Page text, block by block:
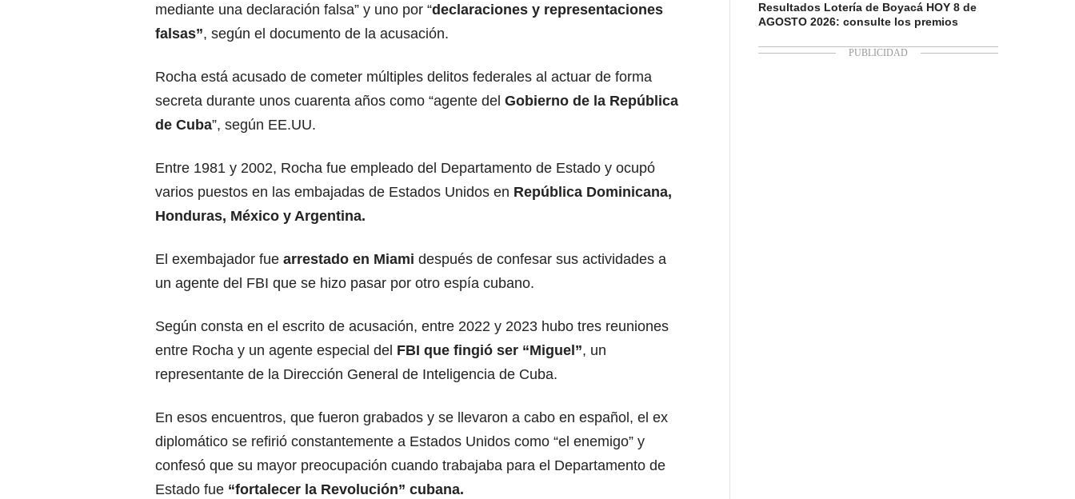
mediante una declaración falsa” y uno por “declaraciones y representaciones
falsas”, según el documento de la acusación.
Rocha está acusado de cometer múltiples delitos federales al actuar de forma
secreta durante unos cuarenta años como “agente del Gobierno de la República
de Cuba”, según EE.UU.
Entre 1981 y 2002, Rocha fue empleado del Departamento de Estado y ocupó
varios puestos en las embajadas de Estados Unidos en República Dominicana,
Honduras, México y Argentina.
El exembajador fue arrestado en Miami después de confesar sus actividades a
un agente del FBI que se hizo pasar por otro espía cubano.
Según consta en el escrito de acusación, entre 2022 y 2023 hubo tres reuniones
entre Rocha y un agente especial del FBI que fingió ser “Miguel”, un
representante de la Dirección General de Inteligencia de Cuba.
En esos encuentros, que fueron grabados y se llevaron a cabo en español, el ex
diplomático se refirió constantemente a Estados Unidos como “el enemigo” y
confesó que su mayor preocupación cuando trabajaba para el Departamento de
Estado fue “fortalecer la Revolución” cubana.
Resultados Lotería de Boyacá HOY 8 de
AGOSTO 2026: consulte los premios